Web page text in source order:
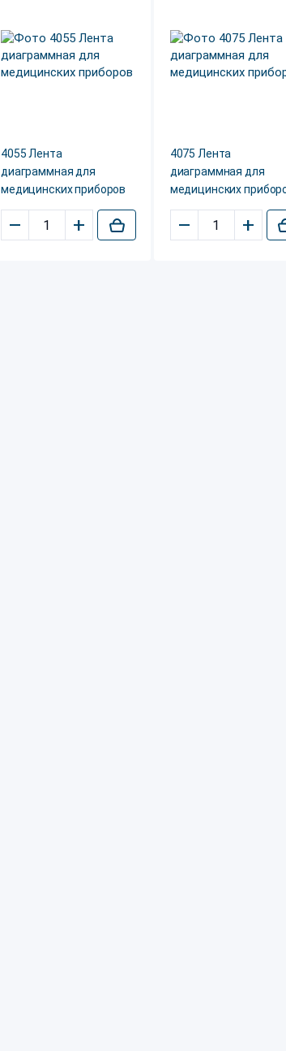
4055 Лента
диаграммная для
медицинских приборов
– +
4075 Лента
диаграммная для
медицинских
– +